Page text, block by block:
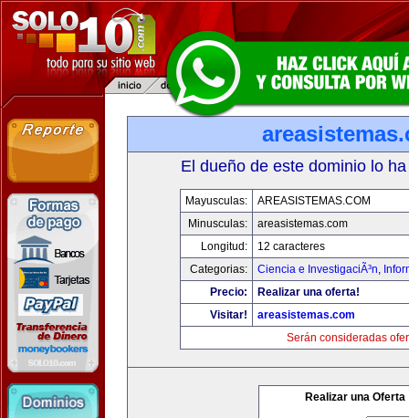
El dueño de este dominio lo
Mayusculas:
AREASISTEMAS.COM
Minusculas:
areasistemas.com
Longitud:
12 caracteres
Categorias:
Ciencia e InvestigaciÃ³n,
Precio:
Realizar una oferta!
Visitar!
areasistemas.com
Serán consideradas
Realizar una Oferta